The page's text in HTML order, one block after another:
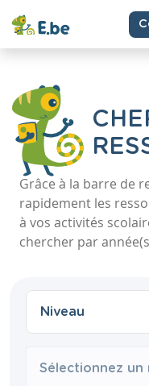
Grâce à la barre de
rapidement les
à vos activités
chercher par
Sélectionnez un